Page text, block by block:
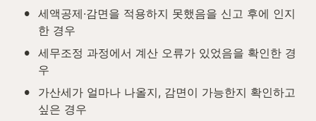
• 세액공제·감면을 적용하지 못했음을 신고 후에 인지
한 경우
• 세무조정 과정에서 계산 오류가 있었음을 확인한 경
우
•
가산세가 얼마나 나올지, 감면이 가능한지 확인하고
싶은 경우